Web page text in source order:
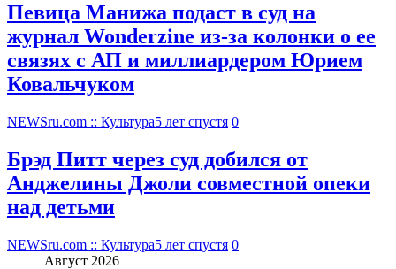
Певица Манижа подаст в суд на
журнал Wonderzine из-за колонки о ее
связях с АП и миллиардером Юрием
Ковальчуком
NEWSru.com :: Культура5 лет спустя 0
Брэд Питт через суд добился от
Анджелины Джоли совместной опеки
над детьми
NEWSru.com :: Культура5 лет спустя 0
Август 2026